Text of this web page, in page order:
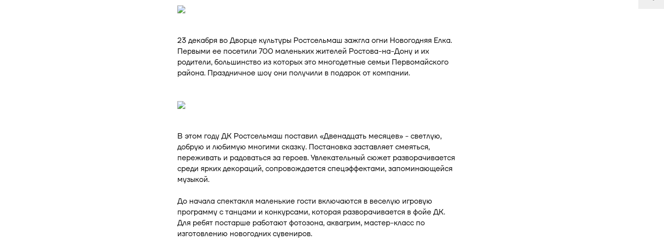
23 декабря во Дворце культуры Ростсельмаш зажгла огни Новогодняя Елка.
Первыми ее посетили 700 маленьких жителей Ростова-на-Дону и их
родители, большинство из которых это многодетные семьи Первомайского
района. Праздничное шоу они получили в подарок от компании.
В этом году ДК Ростсельмаш поставил «Двенадцать месяцев» - светлую,
добрую и любимую многими сказку. Постановка заставляет смеяться,
переживать и радоваться за героев. Увлекательный сюжет разворачивается
среди ярких декораций, сопровождается спецэффектами, запоминающейся
музыкой.
До начала спектакля маленькие гости включаются в веселую игровую
программу с танцами и конкурсами, которая разворачивается в фойе ДК.
Для ребят постарше работают фотозона, аквагрим, мастер-класс по
изготовлению новогодних сувениров.